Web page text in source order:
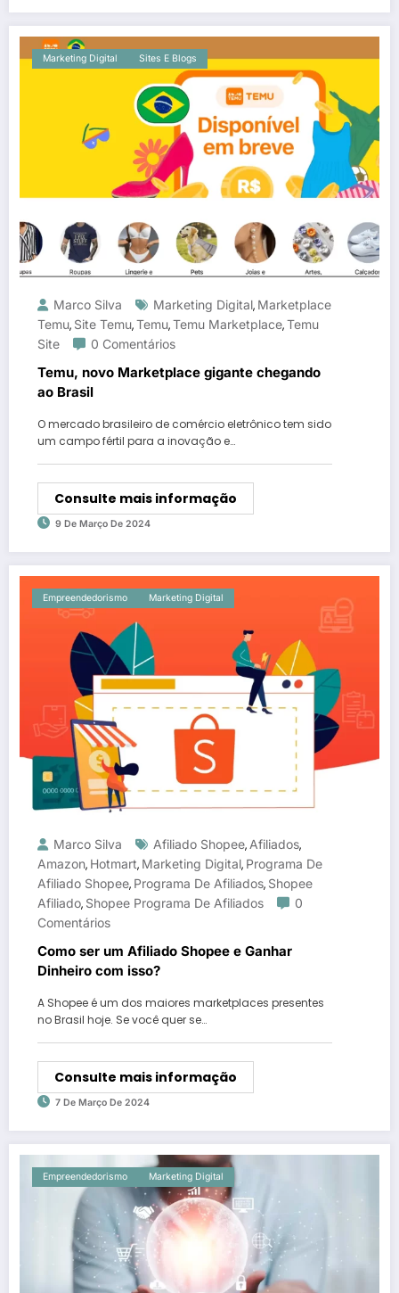
Marketing Digital Sites E Blogs
Marco Silva Marketing Digital, Marketplace
Temu, Site Temu,Temu,Temu Marketplace,Temu
Site
0 Comentários
Temu, novo Marketplace gigante chegando
ao Brasil
O mercado brasileiro de comércio eletrônico tem sido
um campo fértil para a inovação e…
Consulte mais informação
9 De Março De 2024
Empreendedorismo Marketing Digital
Marco Silva Afiliado Shopee, Afiliados,
Amazon, Hotmart, Marketing Digital, Programa De
Afiliado Shopee, Programa De Afiliados, Shopee
Afiliado, Shopee Programa De Afiliados
0
Comentários
Como ser um Afiliado Shopee e Ganhar
Dinheiro com isso?
A Shopee é um dos maiores marketplaces presentes
no Brasil hoje. Se você quer se…
Consulte mais informação
7 De Março De 2024
Empreendedorismo Marketing Digital